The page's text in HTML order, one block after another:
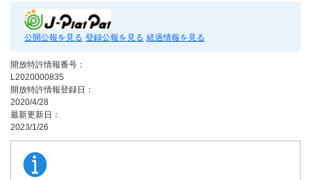
公開公報を見る 登録公報を見る 経過情報を見る
開放特許情報番号：
L2020000835
開放特許情報登録日：
2020/4/28
最新更新日：
2023/1/26